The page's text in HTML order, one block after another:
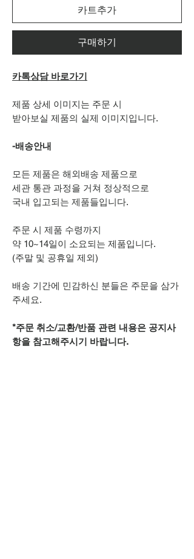
카트추가
구매하기
카톡상담 바로가기
제품 상세 이미지는 주문 시
받아보실 제품의 실제 이미지입니다.
-배송안내
모든 제품은 해외배송 제품으로
세관 통관 과정을 거쳐 정상적으로
국내 입고되는 제품들입니다.
주문 시 제품 수령까지
약 10~14일이 소요되는 제품입니다.
(주말 및 공휴일 제외)
배송 기간에 민감하신 분들은 주문을 삼가
주세요.
*주문 취소/교환/반품 관련 내용은 공지사
항을 참고해주시기 바랍니다.